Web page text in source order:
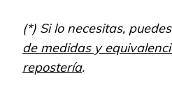
(*) Si lo necesitas,
de medidas y
repostería.